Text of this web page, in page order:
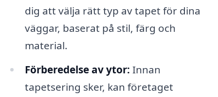
dig att välja rätt typ av tapet för dina
väggar, baserat på stil, färg och
material.
Förberedelse av ytor: Innan
tapetsering sker, kan företaget